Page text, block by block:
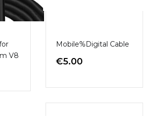
V8
Mobile%Digital Cable
€5.00